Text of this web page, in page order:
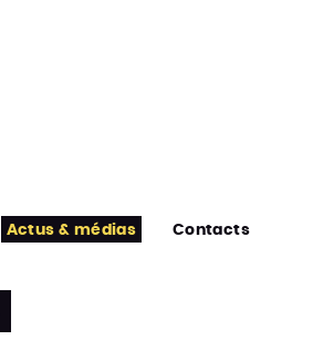
Actus & médias Contacts